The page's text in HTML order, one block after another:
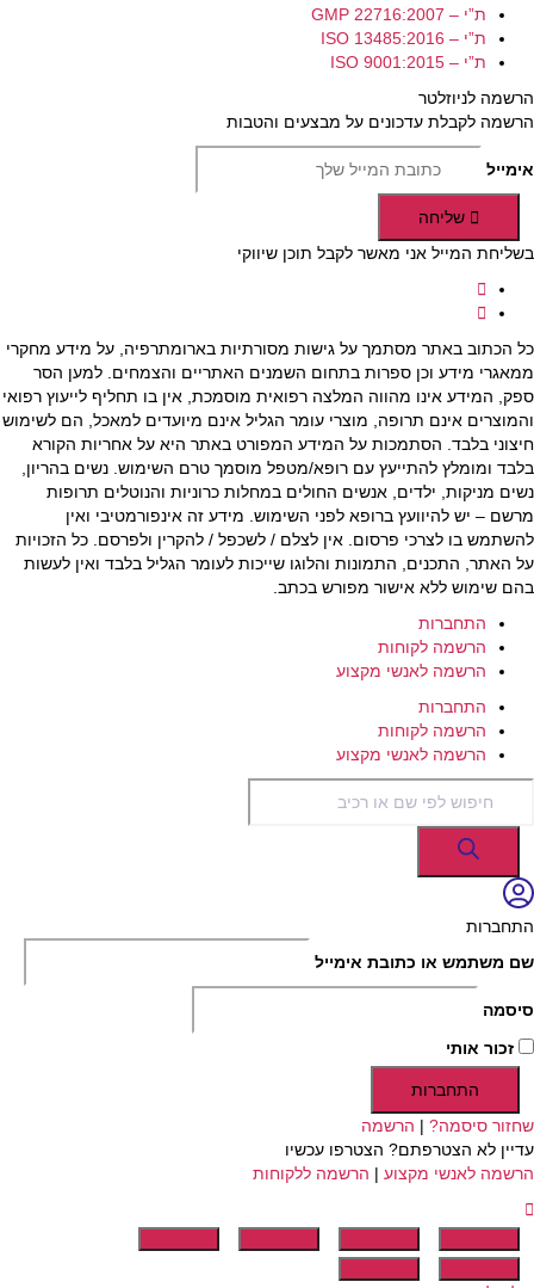
ת”י – GMP 22716:2007
ת”י – ISO 13485:2016
ת”י – ISO 9001:2015
הרשמה לניוזלטר
הרשמה לקבלת עדכונים על מבצעים והטבות
אימייל
שליחה
בשליחת המייל אני מאשר לקבל תוכן שיווקי
כל הכתוב באתר מסתמך על גישות מסורתיות בארומתרפיה, על מידע מחקרי
ממאגרי מידע וכן ספרות בתחום השמנים האתריים והצמחים. למען הסר
ספק, המידע אינו מהווה המלצה רפואית מוסמכת, אין בו תחליף לייעוץ רפואי
והמוצרים אינם תרופה, מוצרי עומר הגליל אינם מיועדים למאכל, הם לשימוש
חיצוני בלבד. הסתמכות על המידע המפורט באתר היא על אחריות הקורא
בלבד ומומלץ להתייעץ עם רופא/מטפל מוסמך טרם השימוש. נשים בהריון,
נשים מניקות, ילדים, אנשים החולים במחלות כרוניות והנוטלים תרופות
מרשם – יש להיוועץ ברופא לפני השימוש. מידע זה אינפורמטיבי ואין
להשתמש בו לצרכי פרסום. אין לצלם / לשכפל / להקרין ולפרסם. כל הזכויות
על האתר, התכנים, התמונות והלוגו שייכות לעומר הגליל בלבד ואין לעשות
בהם שימוש ללא אישור מפורש בכתב.
התחברות
הרשמה לקוחות
הרשמה לאנשי מקצוע
התחברות
הרשמה לקוחות
הרשמה לאנשי מקצוע
search
התחברות
שם משתמש או כתובת אימייל
סיסמה
זכור אותי
התחברות
שחזור סיסמה? | הרשמה
עדיין לא הצטרפתם? הצטרפו עכשיו
הרשמה לאנשי מקצוע | הרשמה ללקוחות